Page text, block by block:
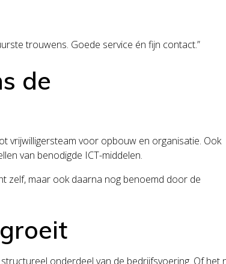
trouwens. Goede service én fijn contact.”
de
vrijwilligersteam voor opbouw en organisatie. Ook
van benodigde ICT-middelen.
zelf, maar ook daarna nog benoemd door de
onderdeel van de bedrijfsvoering. Of het